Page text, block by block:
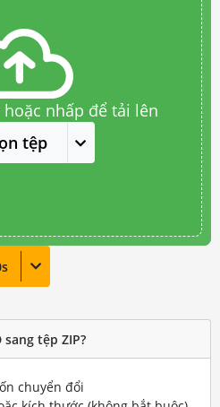
nhấp để tải lên
tệp
s
tệp ZIP?
chuyển đổi